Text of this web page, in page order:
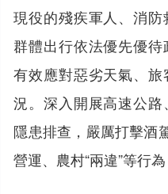
現役的殘疾軍人、消
群體出行依法優先優待
有效應對惡劣天氣、
況。深入開展高速公
隱患排查，嚴厲打擊酒
營運、農村“兩違”等行